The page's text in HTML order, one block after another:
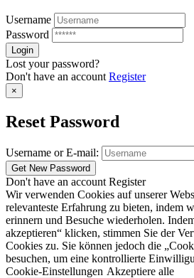
Username
Password
Lost your password?
Don't have an account Register
×
Reset Password
Username or E-mail:
Don't have an account Register
Wir verwenden Cookies auf unserer
relevanteste Erfahrung zu bieten, indem
erinnern und Besuche wiederholen.
akzeptieren“ klicken, stimmen Sie der
Cookies zu. Sie können jedoch die
besuchen, um eine kontrollierte
Cookie-Einstellungen Akzeptiere alle